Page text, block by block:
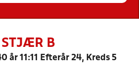
STJÆR B
år 11:11 Efterår 24, Kreds 5